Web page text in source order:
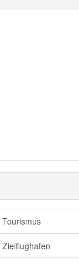
Tourismus
Zielflughafen